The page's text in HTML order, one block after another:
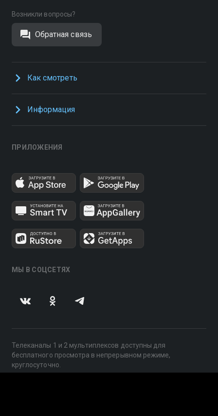
Возникли вопросы?
Обратная связь
Как смотреть
Информация
ПРИЛОЖЕНИЯ
МЫ В СОЦСЕТЯХ
Телеканалы 1 и 2 мультиплексов доступны для
бесплатного просмотра в непрерывном режиме,
круглосуточно.